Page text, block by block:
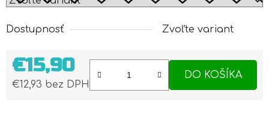
Dostupnosť Zvoľte variant
€15,90
€12,93 bez DPH
DO KOŠÍKA